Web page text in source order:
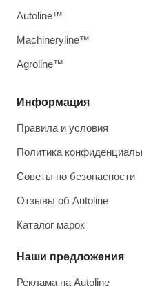
Информация
Правила и условия
Политика
Советы по безопасности
Отзывы об Autoline
Каталог марок
Наши предложения
Реклама на Autoline
Autoline™
Machineryline™
Agroline™